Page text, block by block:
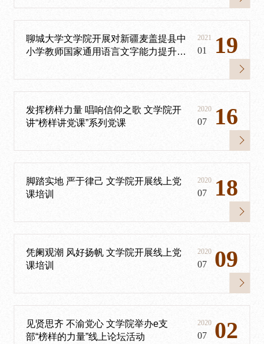
教师国家通用语言文字提升在线示范培
训
聊城大学文学院开展对新疆麦盖提县中
小学教师国家通用语言文字能力提升在
2021
01 19
发挥榜样力量 唱响信仰之歌 文学院开
讲“榜样讲党课”系列党课
2020
07 16
脚踏实地 严于律己 文学院开展线上党
课培训
2020
07 18
凭阑观潮 风好扬帆 文学院开展线上党
课培训
2020
07 09
见贤思齐 不渝党心 文学院举办e支
部“榜样的力量”线上论坛活动
2020
07 02